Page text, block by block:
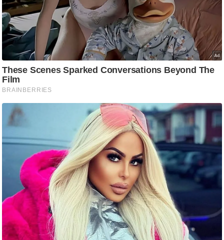
g
N
e
w
s
ला
इ
स्टा
इ
ल
क्नॉ
लॉ
जी
ब्यू
टी
/